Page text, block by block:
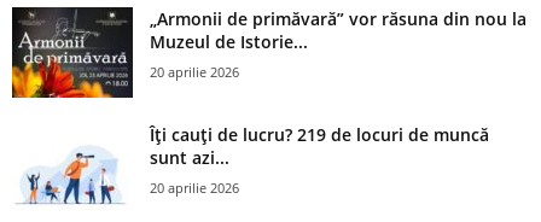
„Armonii de primăvară” vor răsuna din nou la
Muzeul de Istorie...
20 aprilie 2026
Îți cauți de lucru? 219 de locuri de muncă
sunt azi...
20 aprilie 2026